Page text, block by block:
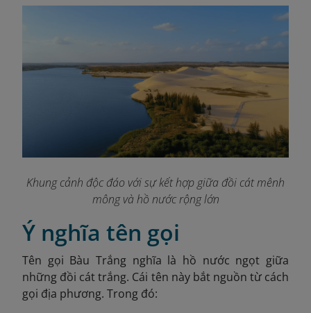
Khung cảnh độc đáo với sự kết hợp giữa đồi cát mênh
mông và hồ nước rộng lớn
Ý nghĩa tên gọi
Tên gọi Bàu Trắng nghĩa là hồ nước ngọt giữa
những đồi cát trắng. Cái tên này bắt nguồn từ cách
gọi địa phương. Trong đó: